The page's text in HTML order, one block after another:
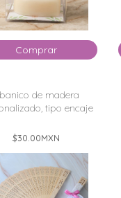
Comprar
de madera
tipo encaje
$30.00MXN